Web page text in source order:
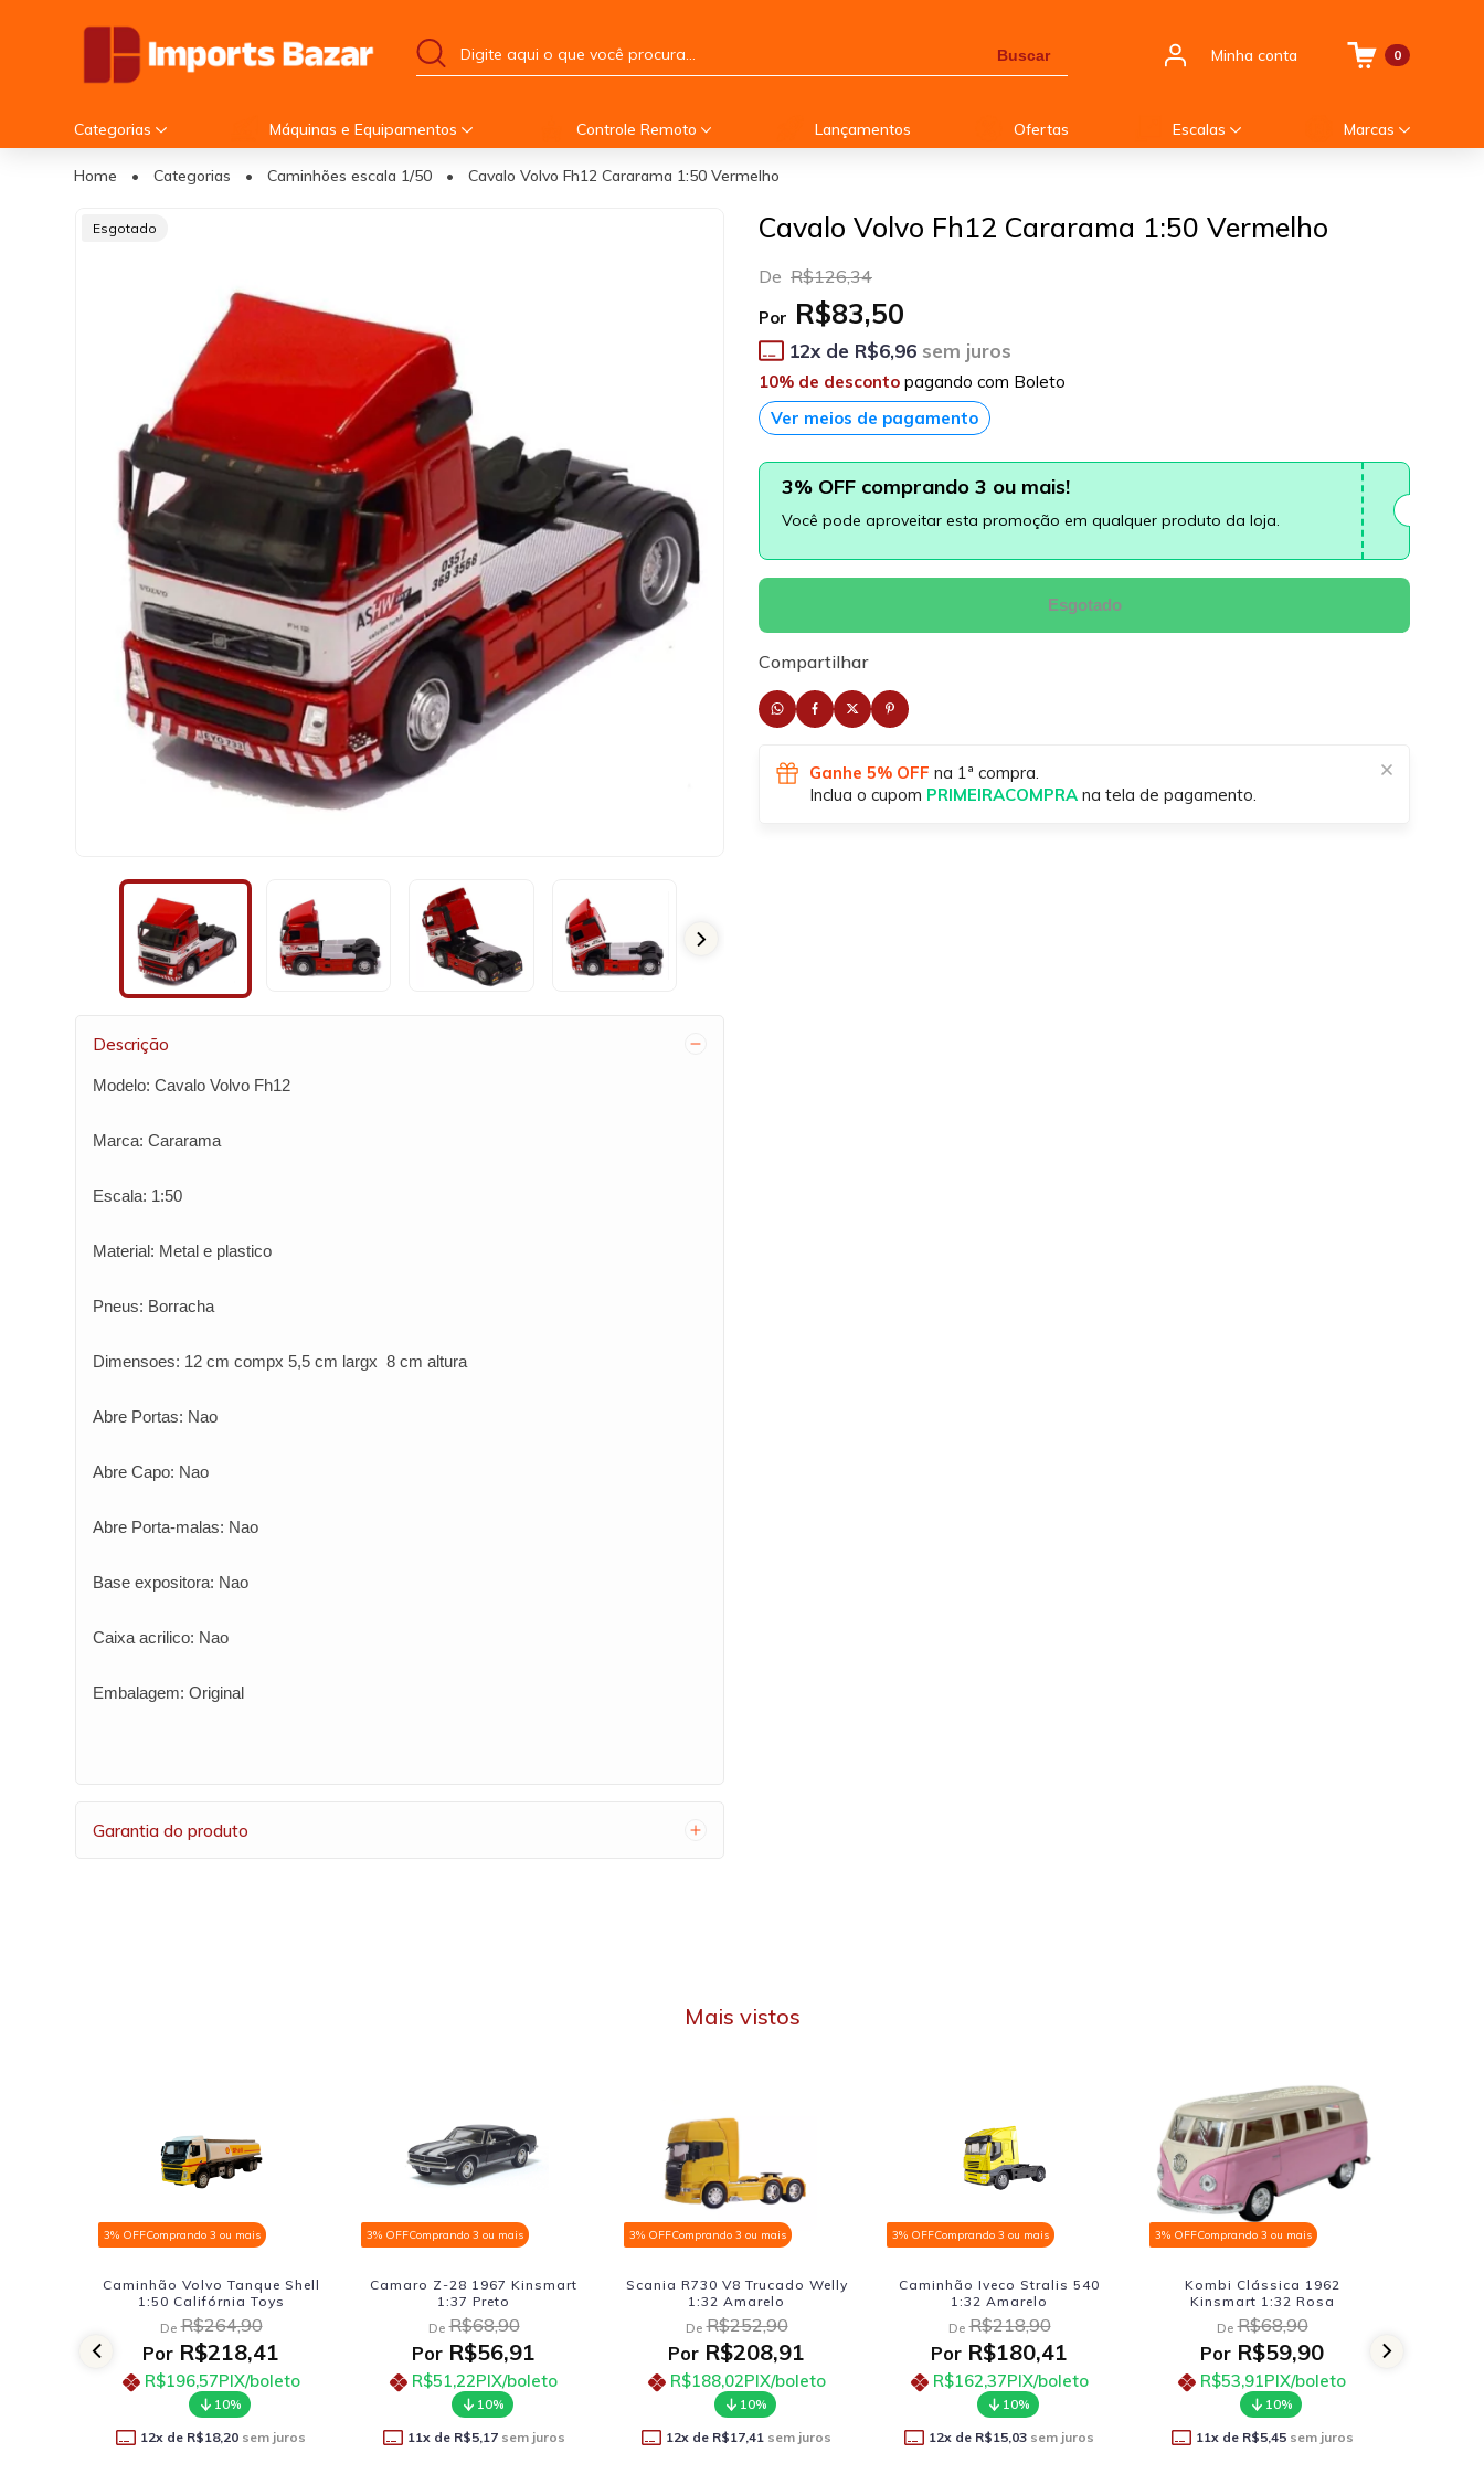
Buscar Minha conta 0
Categorias Máquinas e Equipamentos Controle Remoto Lançamentos Ofertas Escalas Marcas
Home • Categorias • Caminhões escala 1/50 • Cavalo Volvo Fh12 Cararama 1:50 Vermelho
Esgotado
Descrição
Modelo: Cavalo Volvo Fh12
Marca: Cararama
Escala: 1:50
Material: Metal e plastico
Pneus: Borracha
Dimensoes: 12 cm compx 5,5 cm largx 8 cm altura
Abre Portas: Nao
Abre Capo: Nao
Abre Porta-malas: Nao
Base expositora: Nao
Caixa acrilico: Nao
Embalagem: Original
Garantia do produto
Cavalo Volvo Fh12 Cararama 1:50 Vermelho
De R$126,34
Por R$83,50
12x de R$6,96 sem juros
10% de desconto pagando com Boleto
Ver meios de pagamento
3% OFF comprando 3 ou mais!
Você pode aproveitar esta promoção em qualquer produto da loja.
Esgotado
Compartilhar
Ganhe 5% OFF na 1ª compra.
Inclua o cupom PRIMEIRACOMPRA na tela de pagamento.
Mais vistos
Tanque Shell
sem juros
3% OFFComprando 3 ou mais
Camaro Z-28 1967 Kinsmart
1:37 Preto
De
PorR$56,91
R$51,22PIX/boleto
11x de R$5,17 sem juros
3% OFFComprando 3 ou mais
Scania R730 V8 Trucado Welly
De
PorR$208,91
R$188,02
12 x de R$17,41 sem juros
3% OFFComprando 3 ou mais
Caminhão Iveco Stralis 540
1:32 Amarelo
De
PorR$180,41
R$162,37
12 x de R$15,03 sem juros
3% OFFComprando 3 ou mais
Kombi Clássica 1962
Kinsmart 1:32 Rosa
De
PorR$59,90
R$53,91PIX/boleto
11x de R$5,45 sem juros
3% OFFComprando 3 ou mais
Nissan Skyline Gt-r R34 Brian
Fast Furious 1:32 Jada
De
PorR$170,91
R$153,82
12 x de R$14,24